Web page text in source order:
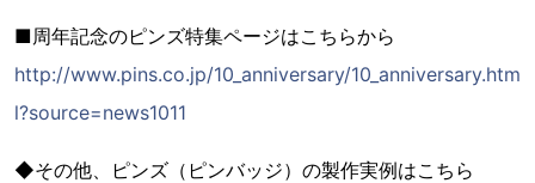
■周年記念のピンズ特集ページはこちらから
http://www.pins.co.jp/10_anniversary/10_anniversary.htm
l?source=news1011
◆その他、ピンズ（ピンバッジ）の製作実例はこちら